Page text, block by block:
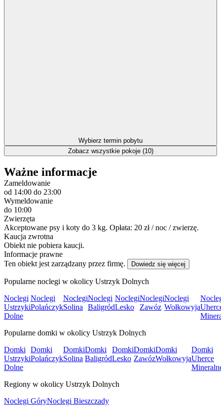
Wybierz termin pobytu
Zobacz wszystkie pokoje (10)
Ważne informacje
Zameldowanie
od 14:00 do 23:00
Wymeldowanie
do 10:00
Zwierzęta
Akceptowane psy i koty do 3 kg. Opłata: 20 zł / noc / zwierzę.
Kaucja zwrotna
Obiekt nie pobiera kaucji.
Informacje prawne
Ten obiekt jest zarządzany przez firmę.
Dowiedz się więcej
Popularne noclegi w okolicy Ustrzyk Dolnych
Noclegi
Ustrzyki
Dolne
Noclegi
Polańczyk
Noclegi
Solina
Noclegi
Baligród
Noclegi
Lesko
Noclegi
Zawóz
Noclegi
Wołkowyja
Popularne domki w okolicy Ustrzyk Dolnych
Domki
Ustrzyki
Dolne
Domki
Polańczyk
Domki
Solina
Domki
Baligród
Domki
Lesko
Domki
Zawóz
Domki
Wołkowyja
Domki
Uherce
Regiony w okolicy Ustrzyk Dolnych
Noclegi GóryNoclegi Bieszczady